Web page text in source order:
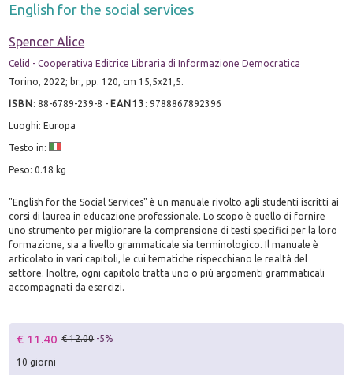
English for the social services
Spencer Alice
Celid - Cooperativa Editrice Libraria di Informazione Democratica
Torino, 2022; br., pp. 120, cm 15,5x21,5.
ISBN:88-6789-239-8 - EAN13 :9788867892396
Luoghi: Europa
Testo in:
Peso: 0.18 kg
"English for the Social Services" è un manuale rivolto agli studenti iscritti ai
corsi di laurea in educazione professionale. Lo scopo è quello di fornire
uno strumento per migliorare la comprensione di testi specifici per la loro
formazione, sia a livello grammaticale sia terminologico. Il manuale è
articolato in vari capitoli, le cui tematiche rispecchiano le realtà del
settore. Inoltre, ogni capitolo tratta uno o più argomenti grammaticali
accompagnati da esercizi.
€ 11.40 € 12.00 -5%
10 giorni